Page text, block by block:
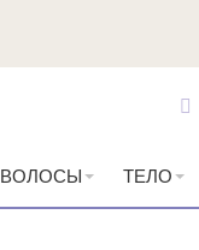
ВОЛОСЫ ТЕЛО